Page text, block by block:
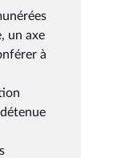
un axe
à